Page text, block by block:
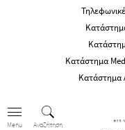
Κατάστημα
Κατάστημα
Menu Αναζήτηση